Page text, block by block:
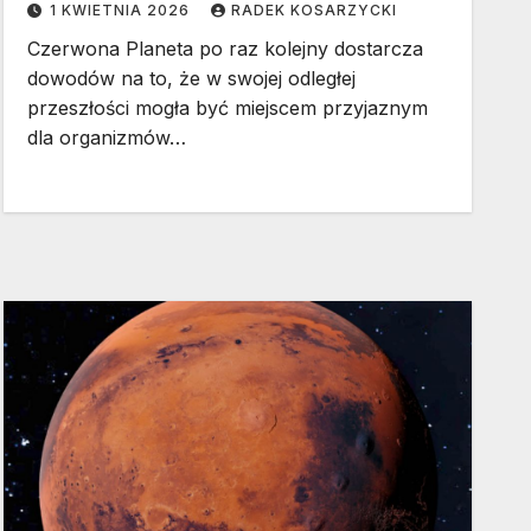
1 KWIETNIA 2026 RADEK KOSARZYCKI
Czerwona Planeta po raz kolejny dostarcza
dowodów na to, że w swojej odległej
przeszłości mogła być miejscem przyjaznym
dla organizmów…